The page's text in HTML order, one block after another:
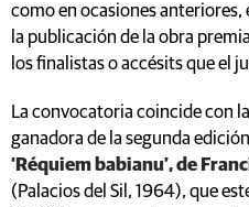
como en ocasiones
la publicación de la obra
los finalistas o accésits que el
La convocatoria coincide con
ganadora de la segunda
‘Réquiem babianu’, de
(Palacios del Sil, 1964), que